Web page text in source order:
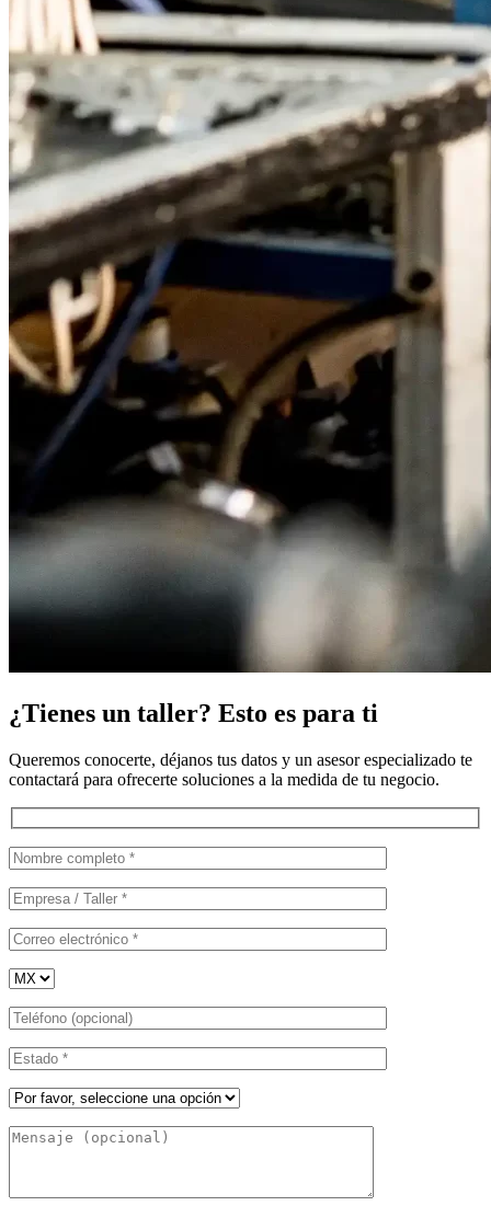
¿Tienes un taller? Esto es para ti
Queremos conocerte, déjanos tus datos y un asesor especializado te
contactará para ofrecerte soluciones a la medida de tu negocio.